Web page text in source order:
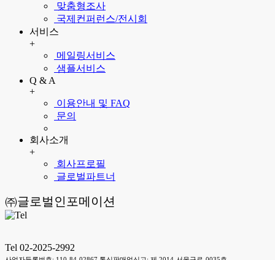
맞춤형조사
국제컨퍼런스/전시회
서비스
+
메일링서비스
샘플서비스
Q & A
+
이용안내 및 FAQ
문의
회사소개
+
회사프로필
글로벌파트너
㈜글로벌인포메이션
Tel 02-2025-2992